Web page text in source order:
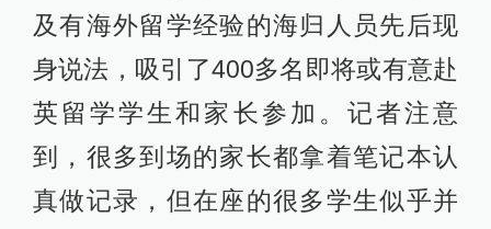
及有海外留学经验的海归人员先后现
身说法，吸引了400多名即将或有意赴
英留学学生和家长参加。记者注意
到，很多到场的家长都拿着笔记本认
真做记录，但在座的很多学生似乎并